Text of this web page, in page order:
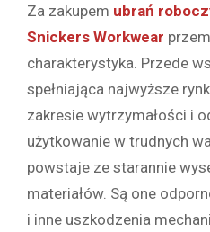
Za zakupem ubrań
Snickers Workwear
charakterystyka. Przede
spełniająca najwyższe
zakresie wytrzymałości i
użytkowanie w trudnych
powstaje ze starannie
materiałów. Są one
i inne uszkodzenia